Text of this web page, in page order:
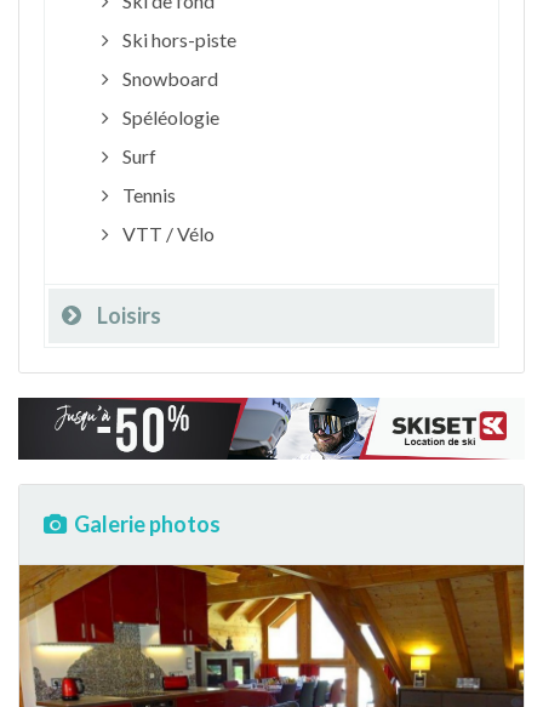
Ski hors-piste
Snowboard
Spéléologie
Surf
Tennis
VTT / Vélo
Loisirs
Galerie photos